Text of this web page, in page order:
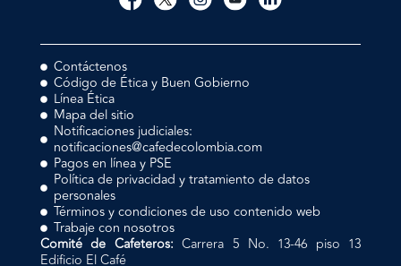
Contáctenos
Código de Ética y Buen Gobierno
Línea Ética
Mapa del sitio
Notificaciones judiciales:
notificaciones@cafedecolombia.com
Pagos en línea y PSE
Política de privacidad y tratamiento de datos
personales
Términos y condiciones de uso contenido web
Trabaje con nosotros
Comité de Cafeteros: Carrera 5 No. 13-46 piso 13
Edificio El Café